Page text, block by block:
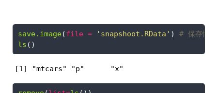
save.image (file = 'snapshoot.RData' ) # 保存快照
ls ()
[1] "mtcars" "p"      "x"